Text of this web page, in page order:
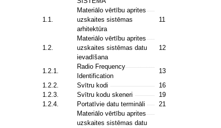
1.1.
Materiālo vērtību aprites
uzskaites sistēmas
arhitektūra
11
1.2.
Materiālo vērtību aprites
uzskaites sistēmas datu
ievadīšana
12
1.2.1.
Radio Frequency
Identification
13
1.2.2.
Svītru kodi
16
1.2.3.
Svītru kodu skeneri
19
1.2.4.
Portatīvie datu termināli 21
Materiālo vērtību aprites
uzskaites sistēmas datu